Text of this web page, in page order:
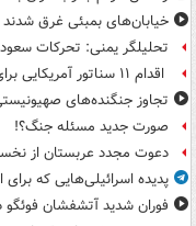
خیابان‌های بمبئی غرق شدند
تحلیلگر یمنی: تحرکات
اقدام ۱۱ سناتور آمریکایی برای توقف جنگ علیه ایران
تجاوز جنگنده‌های
صورت جدید مسئله جنگ؟!
دعوت مجدد عربستان از
پدیده اسرائیلی‌هایی که
فوران شدید آتشفشان فوئگو